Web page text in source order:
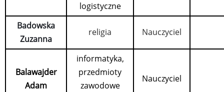
logistyczne
Badowska
Zuzanna
religia Nauczyciel
Balawajder
Adam
informatyka,
przedmioty
zawodowe
Nauczyciel